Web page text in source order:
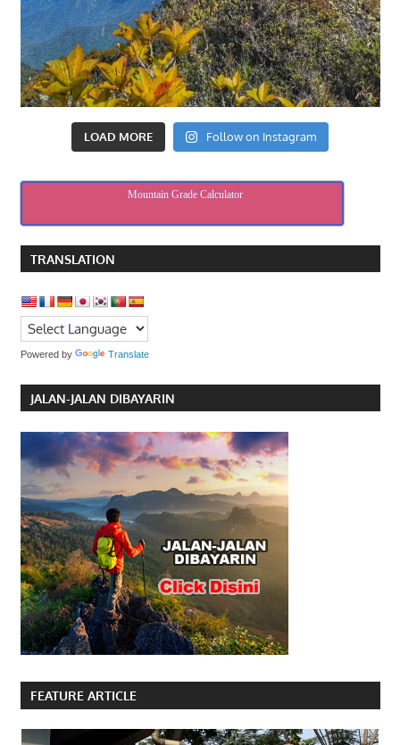
LOAD MORE Follow on Instagram
Mountain Grade Calculator
TRANSLATION
Powered by Translate
JALAN-JALAN DIBAYARIN
FEATURE ARTICLE